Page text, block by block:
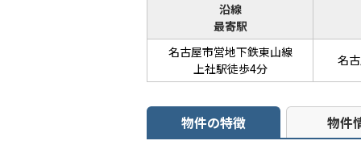
沿線
最寄駅
名古屋市営地下鉄東山線
上社駅徒歩4分
名
物件の特徴 物件